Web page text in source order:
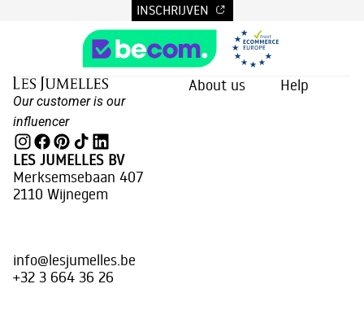
INSCHRIJVEN
Our customer is our
influencer
LES JUMELLES BV
Merksemsebaan 407
2110 Wijnegem
info@lesjumelles.be
+32 3 664 36 26
About us Help